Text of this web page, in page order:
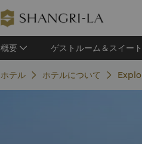
概要 ゲストルーム＆スイート
ホテル ホテルについて